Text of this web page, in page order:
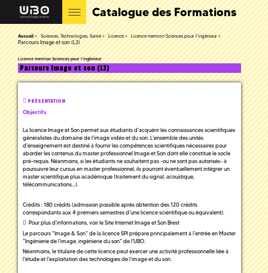
Catalogue des Formations
Accueil Sciences, Technologies, Santé Licence Licence mention Sciences pour l'ingénieur
Parcours Image et son (L3)
Licence mention Sciences pour l'ingénieur
Parcours Image et son (L3)
PRÉSENTATION
Objectifs
La licence Image et Son permet aux étudiants d'acquérir les connaissances scientifiques
généralistes du domaine de l'image vidéo et du son. L'ensemble des unités
d'enseignement est destiné à fournir les compétences scientifiques nécessaires pour
aborder les contenus du master professionnel Image et Son dont elle constitue le socle
pré-requis. Néanmoins, si les étudiants ne souhaitent pas -ou ne sont pas autorisés- à
poursuivre leur cursus en master professionnel, ils pourront éventuellement intégrer un
master scientifique plus académique (traitement du signal, acoustique,
télécommunications...).
Crédits : 180 crédits (admission possible après obtention des 120 crédits
correspondants aux 4 premiers semestres d'une licence scientifique ou équivalent).
Pour plus d'informations, voir le Site Internet Image et Son Brest
Le parcours "Image & Son" de la licence SPI prépare principalement à l'entrée en Master
"Ingénierie de l'image, ingénierie du son" de l'UBO.
Néanmoins, le titulaire de cette licence peut exercer une activité professionnelle liée à
l'étude et l'exploitation des technologies de l’image et du son.